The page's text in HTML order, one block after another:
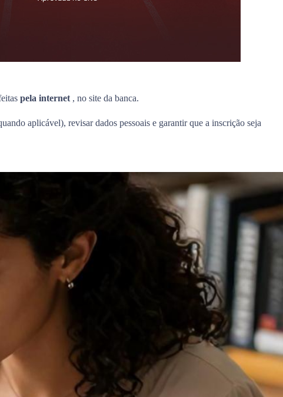
pela internet , no site da banca.
aplicável), revisar dados pessoais e garantir que a inscrição seja